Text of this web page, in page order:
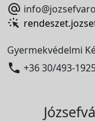

Gyermekvédelmi
 +36 30/493-